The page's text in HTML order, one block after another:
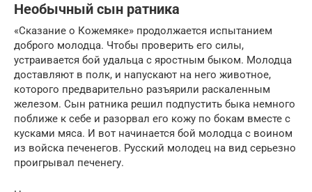
Необычный сын ратника
«Сказание о Кожемяке» продолжается испытанием
доброго молодца. Чтобы проверить его силы,
устраивается бой удальца с яростным быком. Молодца
доставляют в полк, и напускают на него животное,
которого предварительно разъярили раскаленным
железом. Сын ратника решил подпустить быка немного
поближе к себе и разорвал его кожу по бокам вместе с
кусками мяса. И вот начинается бой молодца с воином
из войска печенегов. Русский молодец на вид серьезно
проигрывал печенегу.